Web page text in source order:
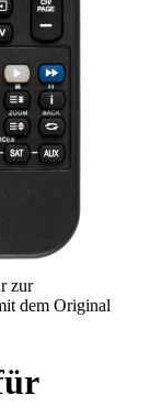
zur
dem Original